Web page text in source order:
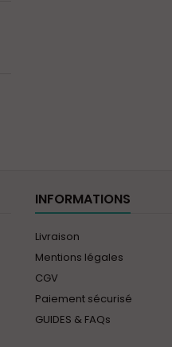
INFORMATIONS
Livraison
Mentions légales
CGV
Paiement sécurisé
GUIDES & FAQs